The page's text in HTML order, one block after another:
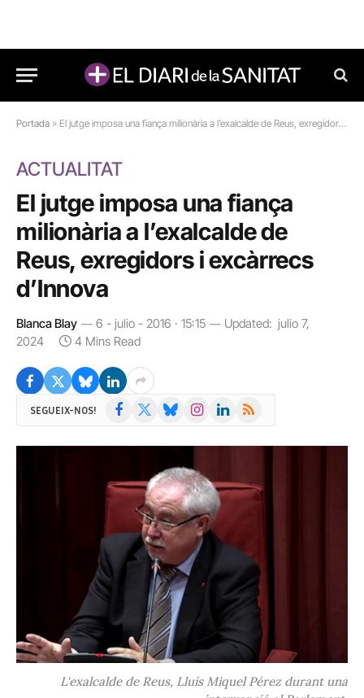
Portada » El jutge imposa una fiança milionària a l’exalcalde de Reus, exregidors i excàrrecs d’Innova
ACTUALITAT
El jutge imposa una fiança
milionària a l’exalcalde de
Reus, exregidors i excàrrecs
d’Innova
Blanca Blay 6 - julio - 2016 · 15:15 Updated: julio 7,
2024
4 Mins Read
SEGUEIX-NOS! Facebook BlueskyInstagramLinkedIn
RSS
L'exalcalde de Reus, Lluís Miquel Pérez durant una